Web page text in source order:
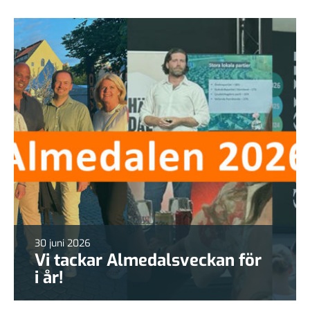
30 juni 2026
Vi tackar Almedalsveckan för
i år!